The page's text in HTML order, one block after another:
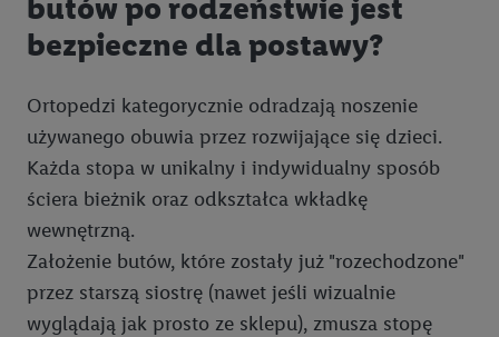
butów po rodzeństwie jest
bezpieczne dla postawy?
Ortopedzi kategorycznie odradzają noszenie
używanego obuwia przez rozwijające się dzieci.
Każda stopa w unikalny i indywidualny sposób
ściera bieżnik oraz odkształca wkładkę
wewnętrzną.
Założenie butów, które zostały już "rozechodzone"
przez starszą siostrę (nawet jeśli wizualnie
wyglądają jak prosto ze sklepu), zmusza stopę